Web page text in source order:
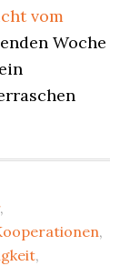
vom
Woche
,
,
,